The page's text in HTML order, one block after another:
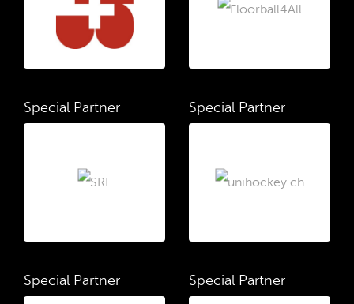
Special Partner Special Partner
Special Partner Special Partner